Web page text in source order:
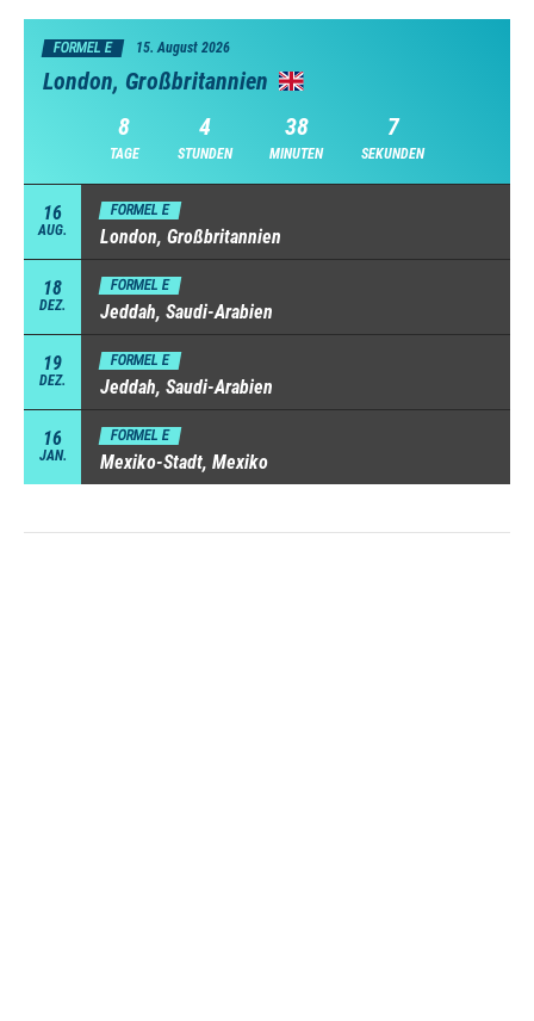
FORMEL E 15. August 2026
London, Großbritannien
8
TAGE
4
STUNDEN
38
MINUTEN
5
SEKUNDEN
16
AUG.
FORMEL E
London, Großbritannien
18
DEZ.
FORMEL E
Jeddah, Saudi-Arabien
19
DEZ.
FORMEL E
Jeddah, Saudi-Arabien
16
JAN.
FORMEL E
Mexiko-Stadt, Mexiko